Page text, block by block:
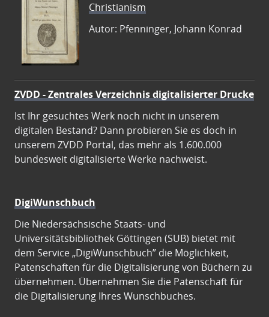
Christianism
Autor: Pfenninger, Johann Konrad
ZVDD - Zentrales Verzeichnis digitalisierter Drucke
Ist Ihr gesuchtes Werk noch nicht in unserem
digitalen Bestand? Dann probieren Sie es doch in
unserem ZVDD Portal, das mehr als 1.600.000
bundesweit digitalisierte Werke nachweist.
DigiWunschbuch
Die Niedersächsische Staats- und
Universitätsbibliothek Göttingen (SUB) bietet mit
dem Service „DigiWunschbuch” die Möglichkeit,
Patenschaften für die Digitalisierung von Büchern zu
übernehmen. Übernehmen Sie die Patenschaft für
die Digitalisierung Ihres Wunschbuches.